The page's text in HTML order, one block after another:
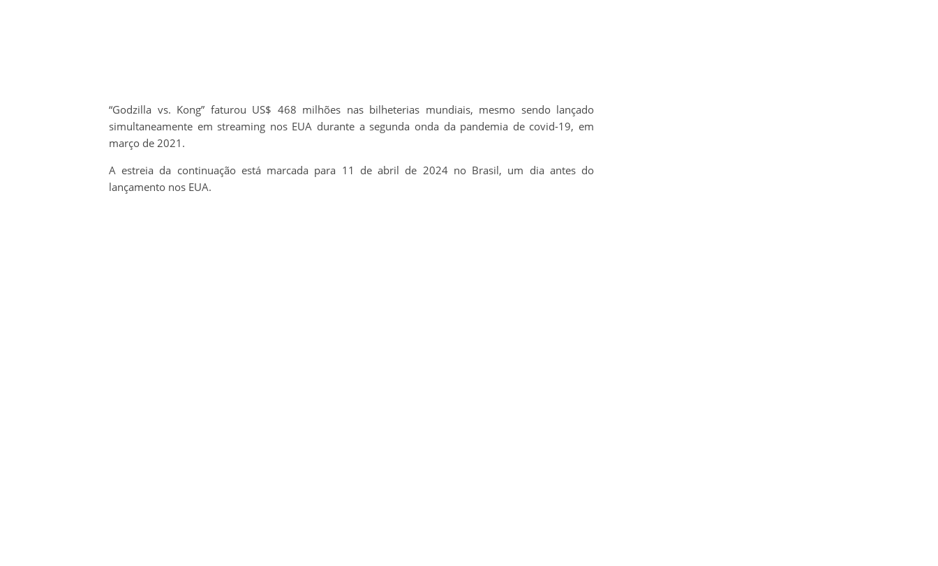
“Godzilla vs. Kong” faturou US$ 468 milhões nas bilheterias mundiais, mesmo sendo lançado
simultaneamente em streaming nos EUA durante a segunda onda da pandemia de covid-19, em
março de 2021.
A estreia da continuação está marcada para 11 de abril de 2024 no Brasil, um dia antes do
lançamento nos EUA.